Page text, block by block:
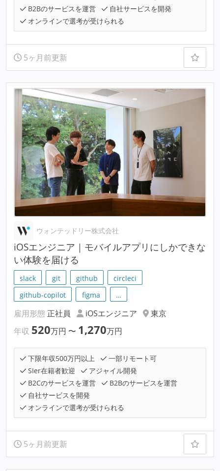
B2Bのサービスを運営
自社サービスを開発
オンラインで選考が受けられる
5ヶ月前更新
ウォンテッドリー株式会社
iOSエンジニア｜モバイルアプリにしかできな
い体験を届ける
slack git github
circleci
github-copilot
figma …
雇用形態 正社員 iOSエンジニア
東京
年収 520万円 〜 1,270万円
下限年収500万円以上
一部リモート可
SIer在籍者歓迎
アジャイル開発
B2Cのサービスを運営
B2Bのサービスを運営
自社サービスを開発
オンラインで選考が受けられる
5ヶ月前更新